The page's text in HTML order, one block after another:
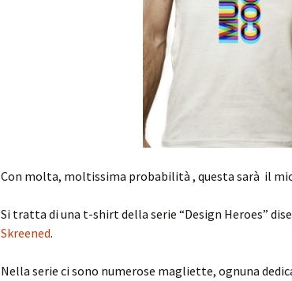
Con molta, moltissima probabilità , questa sarà il
Si tratta di una t-shirt della serie “Design Heroes”
Skreened.
Nella serie ci sono numerose magliette, ognuna